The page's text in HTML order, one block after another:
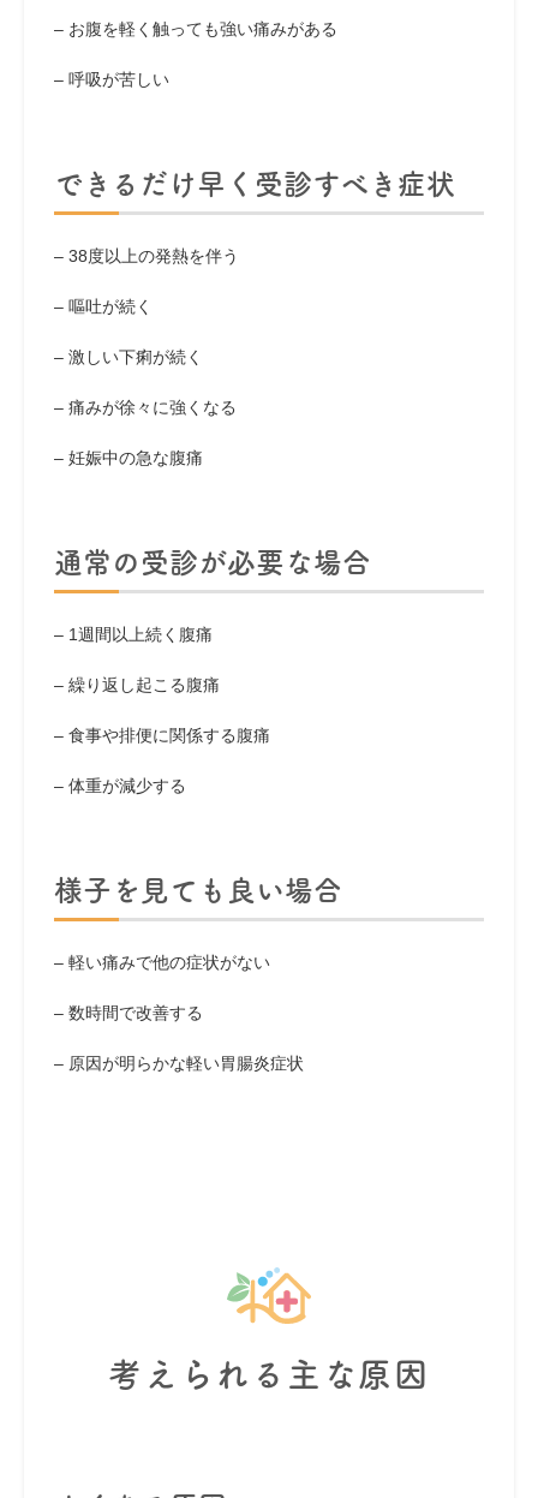
– お腹を軽く触っても強い痛みがある
– 呼吸が苦しい
できるだけ早く受診すべき症状
– 38度以上の発熱を伴う
– 嘔吐が続く
– 激しい下痢が続く
– 痛みが徐々に強くなる
– 妊娠中の急な腹痛
通常の受診が必要な場合
– 1週間以上続く腹痛
– 繰り返し起こる腹痛
– 食事や排便に関係する腹痛
– 体重が減少する
様子を見ても良い場合
– 軽い痛みで他の症状がない
– 数時間で改善する
– 原因が明らかな軽い胃腸炎症状
考えられる主な原因